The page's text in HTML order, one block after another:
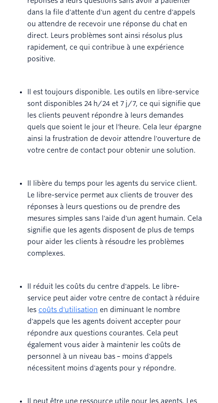
dans la file d'attente d'un agent du centre d'appels
ou attendre de recevoir une réponse du chat en
direct. Leurs problèmes sont ainsi résolus plus
rapidement, ce qui contribue à une expérience
positive.
Il est toujours disponible. Les outils en libre-service
sont disponibles 24 h/24 et 7 j/7, ce qui signifie que
les clients peuvent répondre à leurs demandes
quels que soient le jour et l'heure. Cela leur épargne
ainsi la frustration de devoir attendre l'ouverture de
votre centre de contact pour obtenir une solution.
Il libère du temps pour les agents du service client.
Le libre-service permet aux clients de trouver des
réponses à leurs questions ou de prendre des
mesures simples sans l'aide d'un agent humain. Cela
signifie que les agents disposent de plus de temps
pour aider les clients à résoudre les problèmes
complexes.
Il réduit les coûts du centre d'appels. Le libre-
service peut aider votre centre de contact à réduire
les coûts d'utilisation en diminuant le nombre
d'appels que les agents doivent accepter pour
répondre aux questions courantes. Cela peut
également vous aider à maintenir les coûts de
personnel à un niveau bas – moins d'appels
nécessitent moins d'agents pour y répondre.
Il peut être une ressource utile pour les agents. Les